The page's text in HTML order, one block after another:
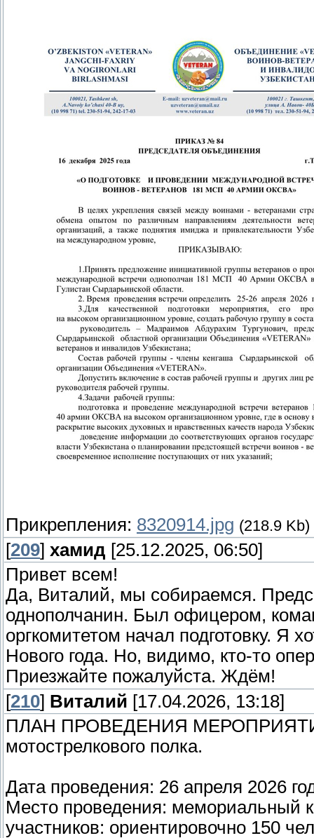
Прикрепления: 8320914.jpg (218.9 Kb)
[209] хамид [25.12.2025, 06:50]
Привет всем!
Да, Виталий, мы собираемся.
однополчанин. Был офицером,
оргкомитетом начал подготовку. Я
Нового года. Но, видимо, кто-то
Приезжайте пожалуйста. Ждём!
[210] Виталий [17.04.2026, 13:18]
ПЛАН ПРОВЕДЕНИЯ МЕРОПРИЯТИЯ
мотострелкового полка.
Дата проведения: 26 апреля 2026
Место проведения: мемориальный
участников: ориентировочно 150